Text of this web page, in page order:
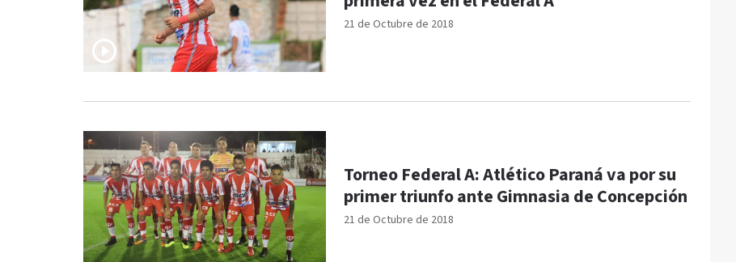
21 de Octubre de 2018
21 de Octubre de 2018
Torneo Federal A: Atlético Paraná va por su
primer triunfo ante Gimnasia de Concepción